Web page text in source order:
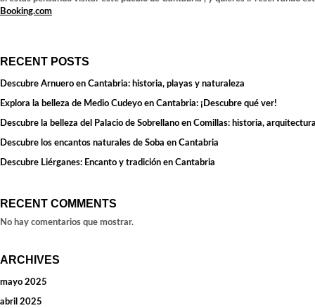
Booking.com
RECENT POSTS
Descubre Arnuero en Cantabria: historia, playas y naturaleza
Explora la belleza de Medio Cudeyo en Cantabria: ¡Descubre qué ver!
Descubre la belleza del Palacio de Sobrellano en Comillas: historia,
Descubre los encantos naturales de Soba en Cantabria
Descubre Liérganes: Encanto y tradición en Cantabria
RECENT COMMENTS
No hay comentarios que mostrar.
ARCHIVES
mayo 2025
abril 2025